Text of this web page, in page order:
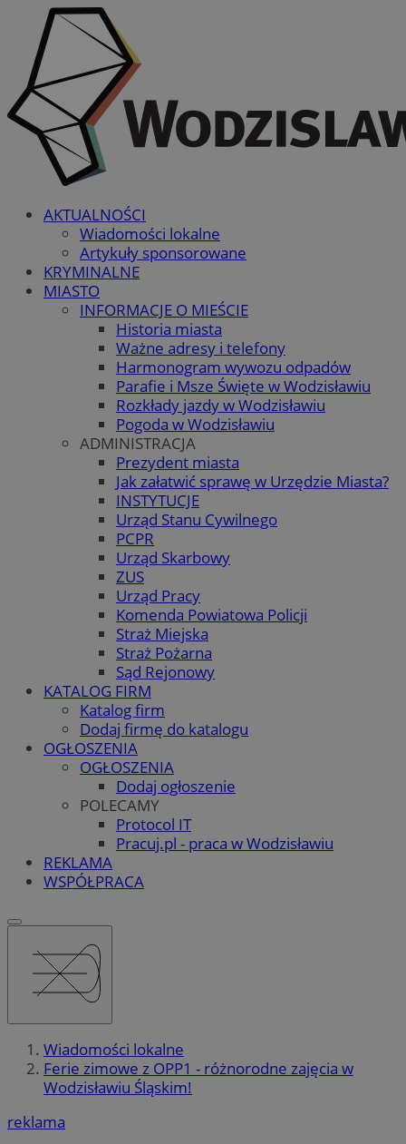
AKTUALNOŚCI
Wiadomości lokalne
Artykuły sponsorowane
KRYMINALNE
MIASTO
INFORMACJE O MIEŚCIE
Historia miasta
Ważne adresy i telefony
Harmonogram wywozu odpadów
Parafie i Msze Święte w Wodzisławiu
Rozkłady jazdy w Wodzisławiu
Pogoda w Wodzisławiu
ADMINISTRACJA
Prezydent miasta
Jak załatwić sprawę w Urzędzie Miasta?
INSTYTUCJE
Urząd Stanu Cywilnego
PCPR
Urząd Skarbowy
ZUS
Urząd Pracy
Komenda Powiatowa Policji
Straż Miejska
Straż Pożarna
Sąd Rejonowy
KATALOG FIRM
Katalog firm
Dodaj firmę do katalogu
OGŁOSZENIA
OGŁOSZENIA
Dodaj ogłoszenie
POLECAMY
Protocol IT
Pracuj.pl - praca w Wodzisławiu
REKLAMA
WSPÓŁPRACA
Wiadomości lokalne
Ferie zimowe z OPP1 - różnorodne zajęcia w
Wodzisławiu Śląskim!
reklama